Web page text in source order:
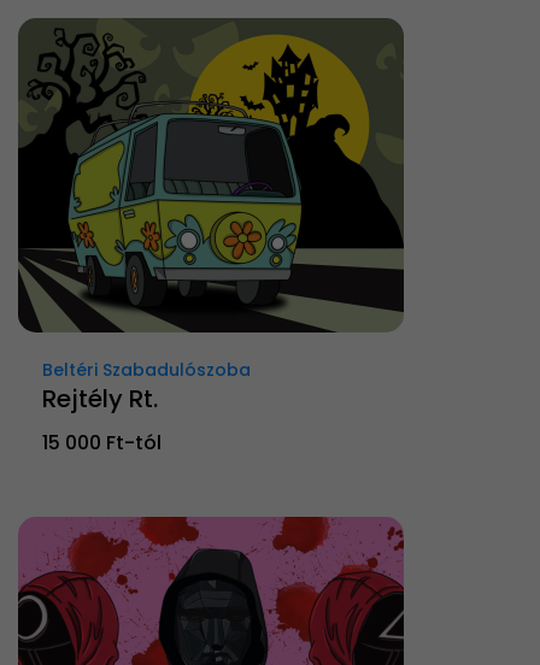
Beltéri Szabadulószoba
Rejtély Rt.
15 000 Ft-tól